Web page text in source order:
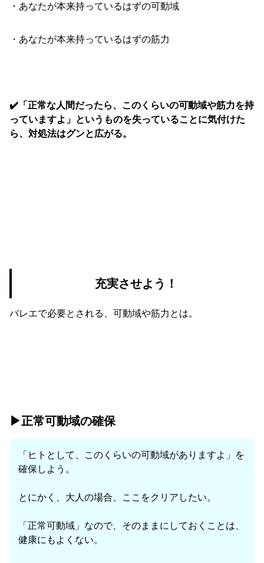
・ あなたが本来持っているはずの可動域
・あなたが本来持っているはずの筋力
✔️「正常な人間だったら、このくらいの可動域や筋力を持
っていますよ」というものを失っていることに気付けた
ら、対処法はグンと広がる。
充実させよう！
バレエで必要とされる、可動域や筋力とは。
▶︎正常可動域の確保
「ヒトとして、このくらいの可動域がありますよ」を
確保しよう。
とにかく、大人の場合、ここをクリアしたい。
「正常可動域」なので、そのままにしておくことは、
健康にもよくない。